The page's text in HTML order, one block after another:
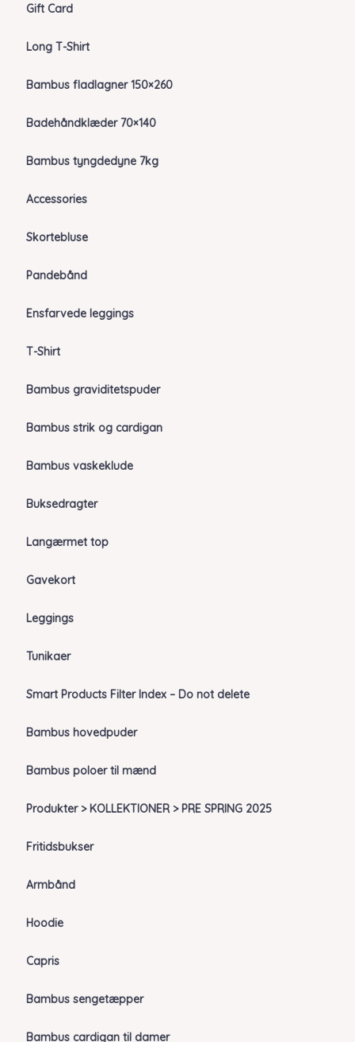
Gift Card
Long T-Shirt
Bambus fladlagner 150×260
Badehåndklæder 70×140
Bambus tyngdedyne 7kg
Accessories
Skortebluse
Pandebånd
Ensfarvede leggings
T-Shirt
Bambus graviditetspuder
Bambus strik og cardigan
Bambus vaskeklude
Buksedragter
Langærmet top
Gavekort
Leggings
Tunikaer
Smart Products Filter Index – Do not delete
Bambus hovedpuder
Bambus poloer til mænd
Produkter > KOLLEKTIONER > PRE SPRING 2025
Fritidsbukser
Armbånd
Hoodie
Capris
Bambus sengetæpper
Bambus cardigan til damer